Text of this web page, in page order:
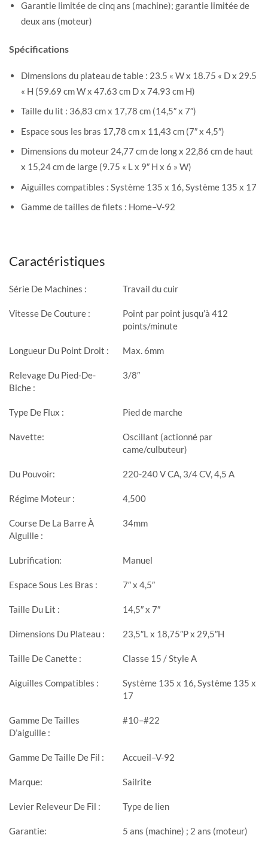
Garantie limitée de cinq ans (machine); garantie limitée de
deux ans (moteur)
Spécifications
Dimensions du plateau de table : 23.5 « W x 18.75 « D x 29.5
« H (59.69 cm W x 47.63 cm D x 74.93 cm H)
Taille du lit : 36,83 cm x 17,78 cm (14,5″ x 7″)
Espace sous les bras 17,78 cm x 11,43 cm (7″ x 4,5″)
Dimensions du moteur 24,77 cm de long x 22,86 cm de haut
x 15,24 cm de large (9.75 « L x 9″ H x 6 » W)
Aiguilles compatibles : Système 135 x 16, Système 135 x 17
Gamme de tailles de filets : Home–V-92
Caractéristiques
Série De Machines : Travail du cuir
Vitesse De Couture :
Point par point jusqu’à 412
points/minute
Longueur Du Point Droit : Max. 6mm
Relevage Du Pied-De-
Biche :
3/8″
Type De Flux : Pied de marche
Navette:
Oscillant (actionné par
came/culbuteur)
Du Pouvoir: 220-240 V CA, 3/4 CV, 4,5 A
Régime Moteur : 4,500
Course De La Barre À
Aiguille :
34mm
Lubrification: Manuel
Espace Sous Les Bras : 7″ x 4,5″
Taille Du Lit : 14,5″ x 7″
Dimensions Du Plateau : 23,5″L x 18,75″P x 29,5″H
Taille De Canette : Classe 15 / Style A
Aiguilles Compatibles :
Système 135 x 16, Système 135 x
17
Gamme De Tailles
D’aiguille :
#10–#22
Gamme De Taille De Fil : Accueil–V-92
Marque: Sailrite
Levier Releveur De Fil : Type de lien
Garantie: 5 ans (machine) ; 2 ans (moteur)